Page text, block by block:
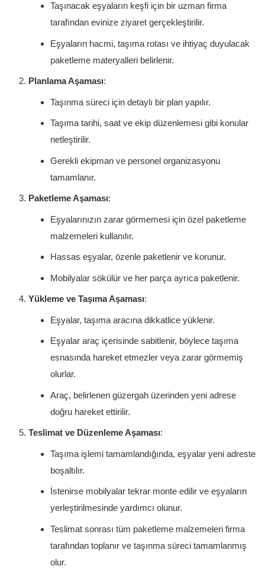
Taşınacak eşyaların keşfi için bir uzman firma
tarafından evinize ziyaret gerçekleştirilir.
Eşyaların hacmi, taşıma rotası ve ihtiyaç duyulacak
paketleme materyalleri belirlenir.
Planlama Aşaması:
Taşınma süreci için detaylı bir plan yapılır.
Taşıma tarihi, saat ve ekip düzenlemesi gibi konular
netleştirilir.
Gerekli ekipman ve personel organizasyonu
tamamlanır.
Paketleme Aşaması:
Eşyalarınızın zarar görmemesi için özel paketleme
malzemeleri kullanılır.
Hassas eşyalar, özenle paketlenir ve korunur.
Mobilyalar sökülür ve her parça ayrıca paketlenir.
Yükleme ve Taşıma Aşaması:
Eşyalar, taşıma aracına dikkatlice yüklenir.
Eşyalar araç içerisinde sabitlenir, böylece taşıma
esnasında hareket etmezler veya zarar görmemiş
olurlar.
Araç, belirlenen güzergah üzerinden yeni adrese
doğru hareket ettirilir.
Teslimat ve Düzenleme Aşaması:
Taşıma işlemi tamamlandığında, eşyalar yeni adreste
boşaltılır.
İstenirse mobilyalar tekrar monte edilir ve eşyaların
yerleştirilmesinde yardımcı olunur.
Teslimat sonrası tüm paketleme malzemeleri firma
tarafından toplanır ve taşınma süreci tamamlanmış
olur.